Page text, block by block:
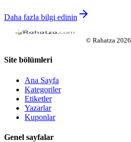
Daha fazla bilgi edinin
© Rahatza 2026
Site bölümleri
Ana Sayfa
Kategoriler
Etiketler
Yazarlar
Kuponlar
Genel sayfalar